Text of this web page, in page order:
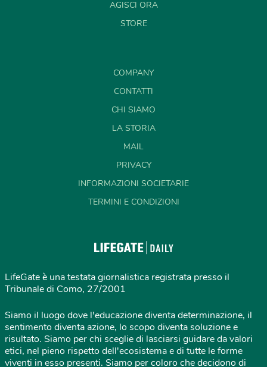
AGISCI ORA
STORE
COMPANY
CONTATTI
CHI SIAMO
LA STORIA
MAIL
PRIVACY
INFORMAZIONI SOCIETARIE
TERMINI E CONDIZIONI
LifeGate è una testata giornalistica registrata presso il
Tribunale di Como, 27/2001
Siamo il luogo dove l'educazione diventa determinazione, il
sentimento diventa azione, lo scopo diventa soluzione e
risultato. Siamo per chi sceglie di lasciarsi guidare da valori
etici, nel pieno rispetto dell'ecosistema e di tutte le forme
viventi in esso presenti. Siamo per coloro che decidono di